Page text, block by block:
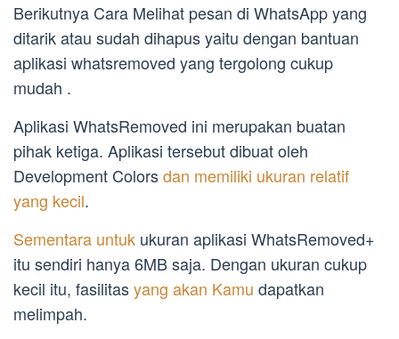
Berikutnya Cara Melihat pesan di WhatsApp yang
ditarik atau sudah dihapus yaitu dengan bantuan
aplikasi whatsremoved yang tergolong cukup
mudah .
Aplikasi WhatsRemoved ini merupakan buatan
pihak ketiga. Aplikasi tersebut dibuat oleh
Development Colorsdan memiliki ukuran relatif
yang kecil.
Sementara untuk ukuran aplikasi WhatsRemoved+
itu sendiri hanya 6MB saja. Dengan ukuran cukup
kecil itu, fasilitasyang akan Kamu dapatkan
melimpah.